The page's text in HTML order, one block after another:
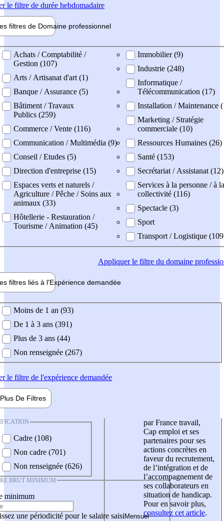
le filtre de durée hebdomadaire
filtres de Domaine professionnel
professionel
Achats / Comptabilité /
Gestion (107)
Arts / Artisanat d'art (1)
Banque / Assurance (5)
Bâtiment / Travaux
Publics (259)
Commerce / Vente (116)
Communication / Multimédia (9)
Conseil / Etudes (5)
Direction d'entreprise (15)
Espaces verts et naturels /
Agriculture / Pêche / Soins aux
animaux (33)
Hôtellerie - Restauration /
Tourisme / Animation (45)
Immobilier (9)
Industrie (248)
Informatique /
Télécommunication (17)
Installation / Maintenance
Marketing / Stratégie
commerciale (10)
Ressources Humaines (26)
Santé (153)
Secrétariat / Assistanat (12)
Services à la personne / à la
collectivité (116)
Spectacle (3)
Sport
Transport / Logistique
Appliquerle filtre du domaine
filtres liés à l'Expérience demandée
demandée
Moins de 1 an (93)
De 1 à 3 ans (391)
Plus de 3 ans (44)
Non renseignée (267)
le filtre de l'expérience demandée
Plus De Filtres
Cadre (108)
Non cadre (701)
Non renseignée (626)
BRUT MINIMUM
minimum
une périodicité pour le salaire saisi
par France travail,
Cap emploi et ses
partenaires pour ses
actions concrètes en
faveur du recrutement,
de l’intégration et de
l’accompagnement de
ses collaborateurs en
situation de handicap.
Pour en savoir plus,
consultez cet article.